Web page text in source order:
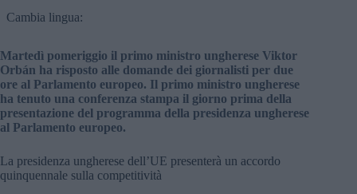
Cambia lingua:
Martedì pomeriggio il primo ministro ungherese Viktor
Orbán ha risposto alle domande dei giornalisti per due
ore al Parlamento europeo. Il primo ministro ungherese
ha tenuto una conferenza stampa il giorno prima della
presentazione del programma della presidenza ungherese
al Parlamento europeo.
La presidenza ungherese dell’UE presenterà un accordo
quinquennale sulla competitività